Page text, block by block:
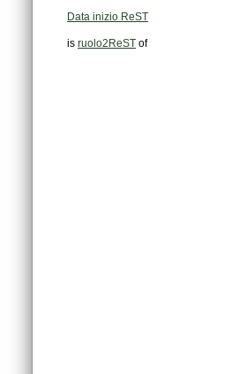
Data inizio ReST
is ruolo2ReST of